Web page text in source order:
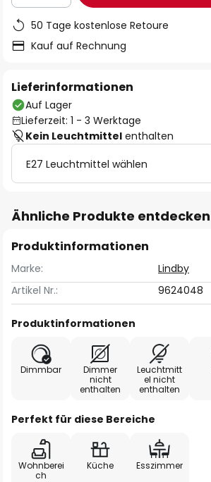
50 Tage kostenlose Retoure
Kauf auf Rechnung
Lieferinformationen
Auf Lager
Lieferzeit: 1 - 3 Werktage
Kein Leuchtmittel enthalten
E27 Leuchtmittel wählen
Ähnliche Produkte entdecken
Produktinformationen
Marke:
Lindby
Artikel Nr.:
9624048
Produktinformationen
Dimmbar
Dimmer
nicht
enthalten
Leuchtmitt
el nicht
enthalten
Perfekt für diese Bereiche
Wohnberei
ch
Küche Esszimmer